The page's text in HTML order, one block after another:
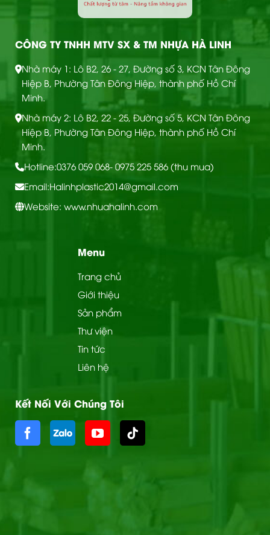
CÔNG TY TNHH MTV SX & TM NHỰA HÀ LINH
Nhà máy 1: Lô B2, 26 - 27, Đường số 3, KCN Tân Đông
Hiệp B, Phường Tân Đông Hiệp, thành phố Hồ Chí
Minh.
Nhà máy 2: Lô B2, 22 - 25, Đường số 5, KCN Tân Đông
Hiệp B, Phường Tân Đông Hiệp, thành phố Hồ Chí
Minh.
Hotline:0376 059 068- 0975 225 586 (thu mua)
Email:Halinhplastic2014@gmail.com
Website: www.nhuahalinh.com
Menu
Trang chủ
Giới thiệu
Sản phẩm
Thư viện
Tin tức
Liên hệ
Kết Nối Với Chúng Tôi